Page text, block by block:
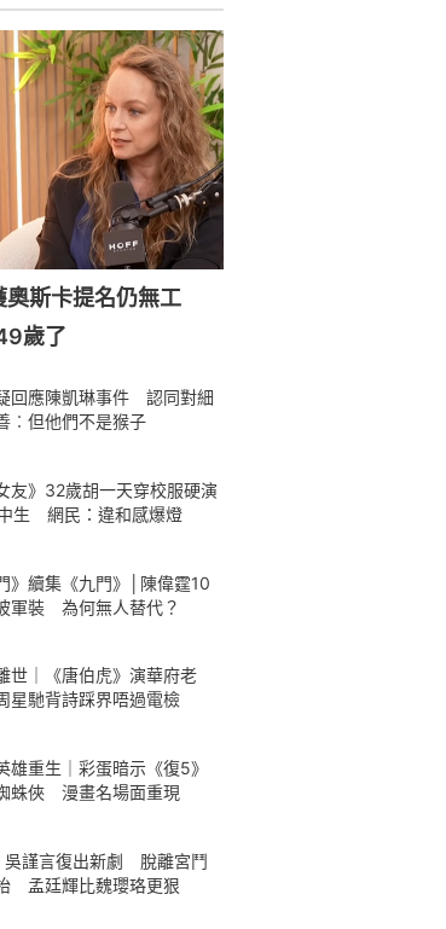
斯卡提名仍無工
歲了
回應陳凱琳事件 認同對細
︰但他們不是猴子
友》32歲胡一天穿校服硬演
生 網民：違和感爆燈
》續集《九門》│陳偉霆10
軍裝 為何無人替代？
世｜《唐伯虎》演華府老
馳背詩踩界唔過電檢
雄重生｜彩蛋暗示《復5》
蛛俠 漫畫名場面重現
吳謹言復出新劇 脫離宮鬥
孟廷輝比魏瓔珞更狠